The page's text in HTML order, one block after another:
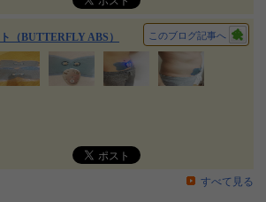
（BUTTERFLY ABS） このブログ記事へ
すべて見る